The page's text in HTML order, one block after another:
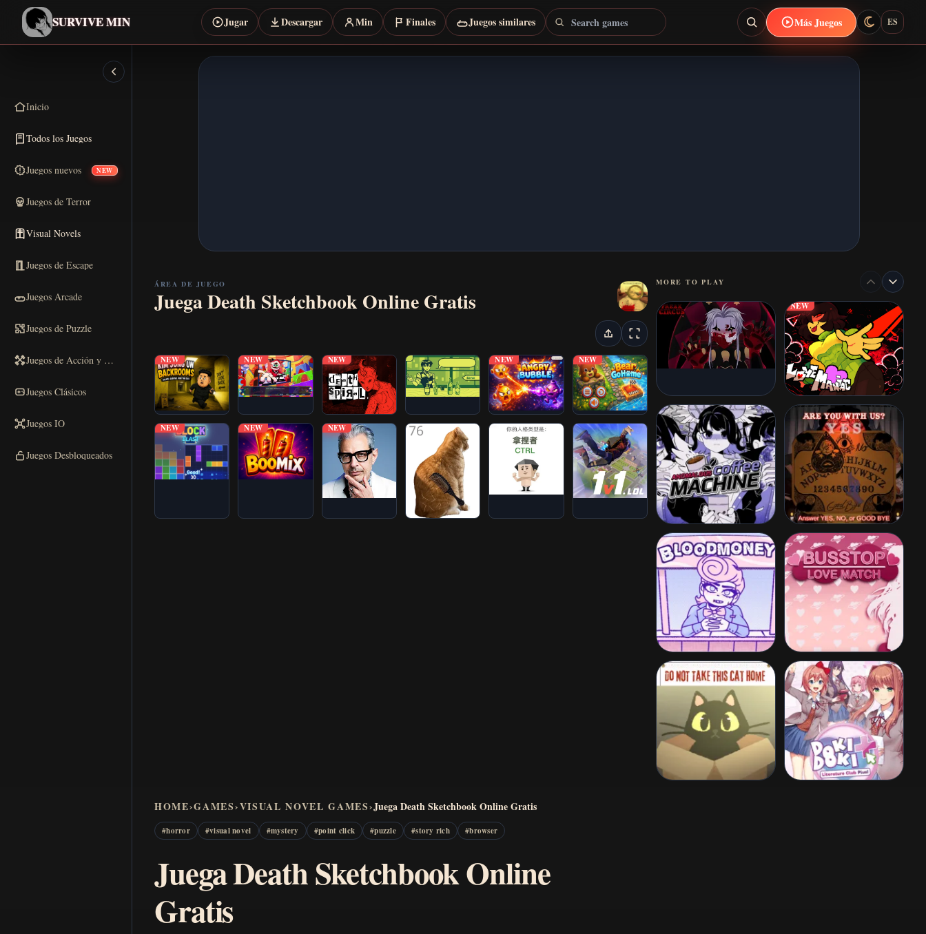
SURVIVE MIN Jugar Descargar Min Finales Juegos similares Search games Más Juegos ES
Inicio
Todos los Juegos
Juegos nuevos NEW
Juegos de Terror
Visual Novels
Juegos de Escape
Juegos Arcade
Juegos de Puzzle
Juegos de Acción y Carreras
Juegos Clásicos
Juegos IO
Juegos Desbloqueados
ÁREA DE JUEGO
Juega Death Sketchbook Online Gratis
NEW NEW NEW NEW NEW
NEW NEW NEW
MORE TO PLAY
NEW
HOME›GAMES›VISUAL NOVEL GAMES›Juega Death Sketchbook Online Gratis
#horror #visual novel #mystery #point click #puzzle #story rich #browser
Juega Death Sketchbook Online
Gratis